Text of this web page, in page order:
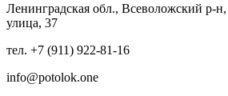
Ленинградская обл., Всеволожский р-
улица, 37
тел. +7 (911) 922-81-16
info@potolok.one